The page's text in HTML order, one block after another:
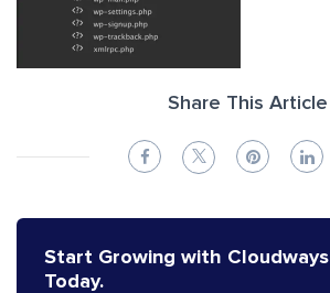
Share This Article
Start Growing with Cloudways
Today.